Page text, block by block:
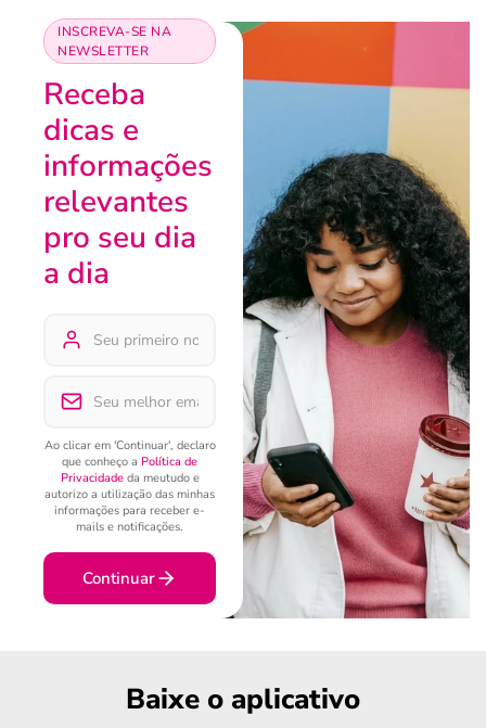
INSCREVA-SE NA
NEWSLETTER
Receba
dicas e
informações
relevantes
pro seu dia
a dia
Ao clicar em 'Continuar', declaro
que conheço a Política de
Privacidadeda meutudo e
autorizo a utilização das minhas
informações para receber e-
mails e notificações.
Continuar
Baixe o aplicativo